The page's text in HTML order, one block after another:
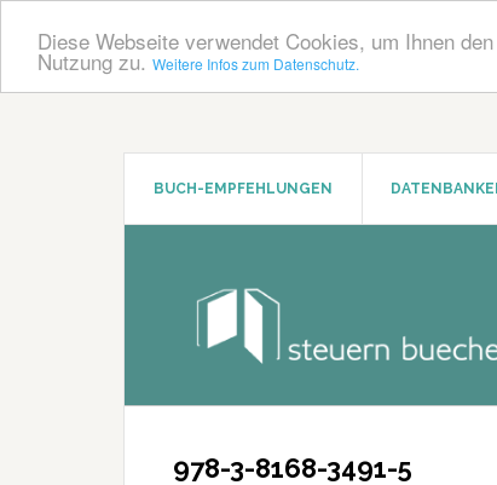
Diese Webseite verwendet Cookies, um Ihnen
Nutzung zu. Weitere Infos zum Datenschutz.
Zum
Zur
BUCH-EMPFEHLUNGEN
978-3-8168-3491-5